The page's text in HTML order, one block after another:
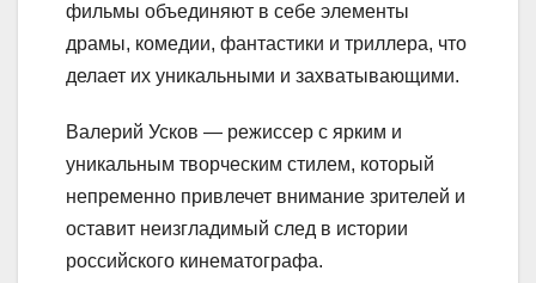
фильмы объединяют в себе элементы
драмы, комедии, фантастики и триллера, что
делает их уникальными и захватывающими.
Валерий Усков — режиссер с ярким и
уникальным творческим стилем, который
непременно привлечет внимание зрителей и
оставит неизгладимый след в истории
российского кинематографа.